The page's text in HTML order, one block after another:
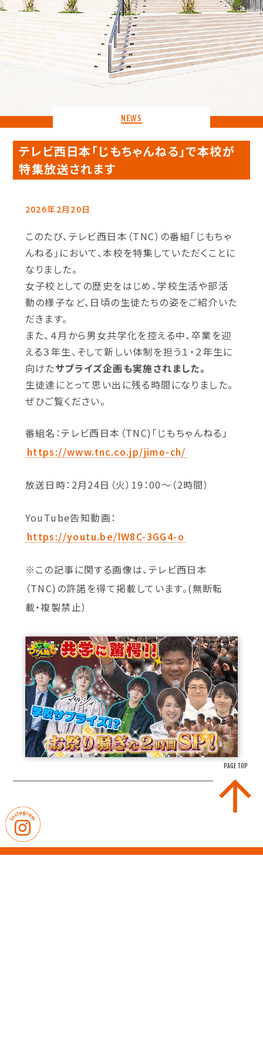
NEWS
テレビ西日本「じもちゃんねる」で本校が
特集放送されます
2026年2月20日
このたび、テレビ西日本（TNC）の番組「じもちゃ
んねる」において、本校を特集していただくことに
なりました。
女子校としての歴史をはじめ、学校生活や部活
動の様子など、日頃の生徒たちの姿をご紹介いた
だきます。
また、４月から男女共学化を控える中、卒業を迎
える３年生、そして新しい体制を担う１・２年生に
向けたサプライズ企画も実施されました。
生徒達にとって思い出に残る時間になりました。
ぜひご覧ください。
番組名：テレビ西日本（TNC)「じもちゃんねる」
https://www.tnc.co.jp/jimo-ch/
放送日時：2月24日（火）19：00～（2時間）
YouTube告知動画：
https://youtu.be/lW8C-3GG4-o
※この記事に関する画像は、テレビ西日本
（TNC)の許諾を得て掲載しています。(無断転
載・複製禁止）
PAGE TOP